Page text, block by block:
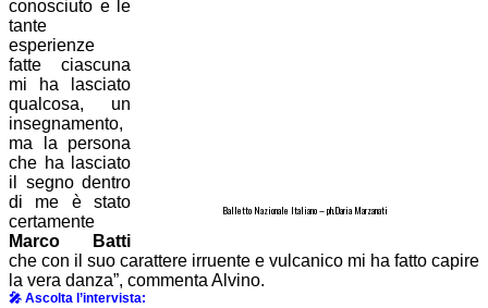
Balletto Nazionale Italiano – ph.Daria Marzanati
conosciuto e le
tante
esperienze
fatte ciascuna
mi ha lasciato
qualcosa, un
insegnamento,
ma la persona
che ha lasciato
il segno dentro
di me è stato
certamente
Marco Batti
che con il suo carattere irruente e vulcanico mi ha fatto capire
la vera danza”, commenta Alvino.
🎤 Ascolta l’intervista: